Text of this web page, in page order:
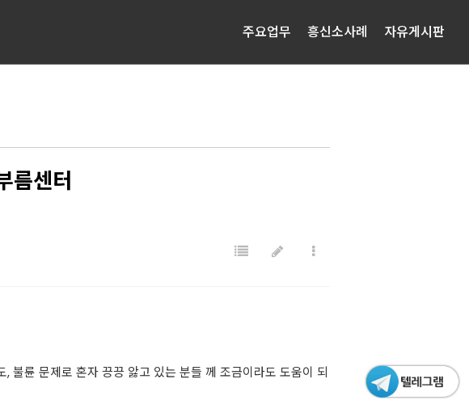
주요업무 흥신소사례 자유게시판
름센터
불륜 문제로 혼자 끙끙 앓고 있는 분들 께 조금이라도 도움이 되